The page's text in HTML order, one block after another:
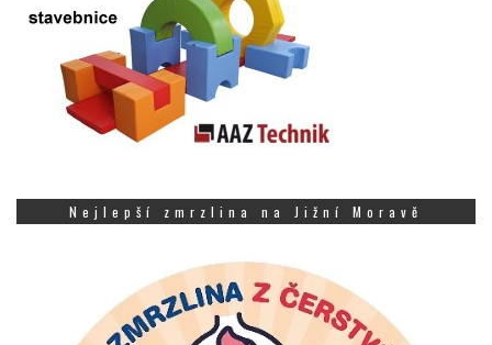
Nejlepší zmrzlina na Jižní Moravě